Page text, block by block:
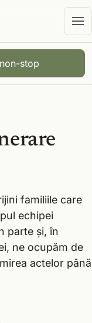
familiile care
echipei
parte și, în
ne ocupăm de
actelor până
stop